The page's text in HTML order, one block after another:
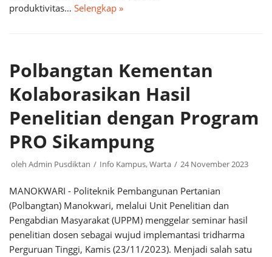
produktivitas… Selengkap »
Polbangtan Kementan
Kolaborasikan Hasil
Penelitian dengan Program
PRO Sikampung
oleh Admin Pusdiktan Info Kampus,Warta 24 November 2023
MANOKWARI - Politeknik Pembangunan Pertanian
(Polbangtan) Manokwari, melalui Unit Penelitian dan
Pengabdian Masyarakat (UPPM) menggelar seminar hasil
penelitian dosen sebagai wujud implemantasi tridharma
Perguruan Tinggi, Kamis (23/11/2023). Menjadi salah satu